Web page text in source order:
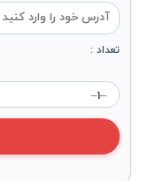
تعداد :